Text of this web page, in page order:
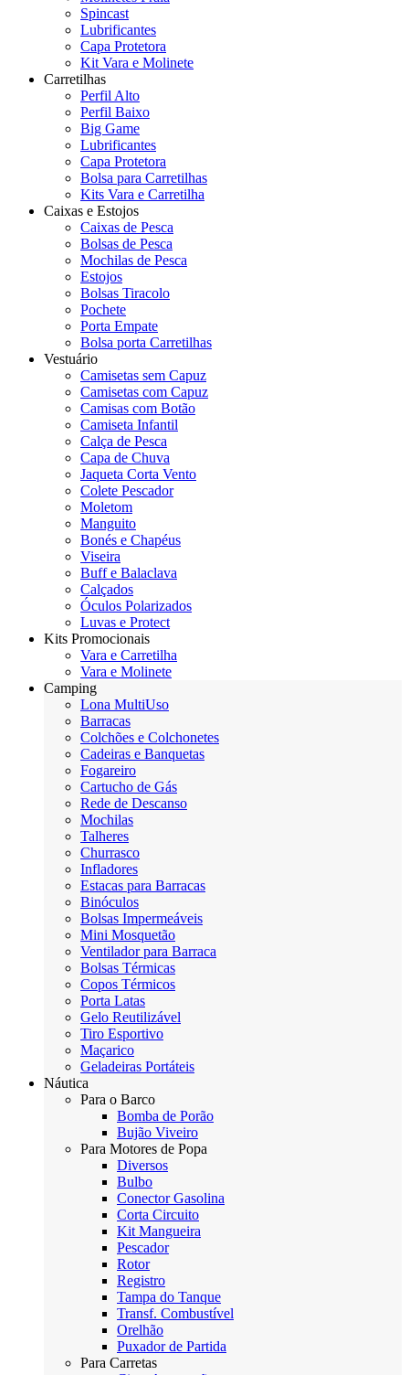
Spincast
Lubrificantes
Capa Protetora
Kit Vara e Molinete
Carretilhas
Perfil Alto
Perfil Baixo
Big Game
Lubrificantes
Capa Protetora
Bolsa para Carretilhas
Kits Vara e Carretilha
Caixas e Estojos
Caixas de Pesca
Bolsas de Pesca
Mochilas de Pesca
Estojos
Bolsas Tiracolo
Pochete
Porta Empate
Bolsa porta Carretilhas
Vestuário
Camisetas sem Capuz
Camisetas com Capuz
Camisas com Botão
Camiseta Infantil
Calça de Pesca
Capa de Chuva
Jaqueta Corta Vento
Colete Pescador
Moletom
Manguito
Bonés e Chapéus
Viseira
Buff e Balaclava
Calçados
Óculos Polarizados
Luvas e Protect
Kits Promocionais
Vara e Carretilha
Vara e Molinete
Camping
Lona MultiUso
Barracas
Colchões e Colchonetes
Cadeiras e Banquetas
Fogareiro
Cartucho de Gás
Rede de Descanso
Mochilas
Talheres
Churrasco
Infladores
Estacas para Barracas
Binóculos
Bolsas Impermeáveis
Mini Mosquetão
Ventilador para Barraca
Bolsas Térmicas
Copos Térmicos
Porta Latas
Gelo Reutilizável
Tiro Esportivo
Maçarico
Geladeiras Portáteis
Náutica
Para o Barco
Bomba de Porão
Bujão Viveiro
Para Motores de Popa
Diversos
Bulbo
Conector Gasolina
Corta Circuito
Kit Mangueira
Pescador
Rotor
Registro
Tampa do Tanque
Transf. Combustível
Orelhão
Puxador de Partida
Para Carretas